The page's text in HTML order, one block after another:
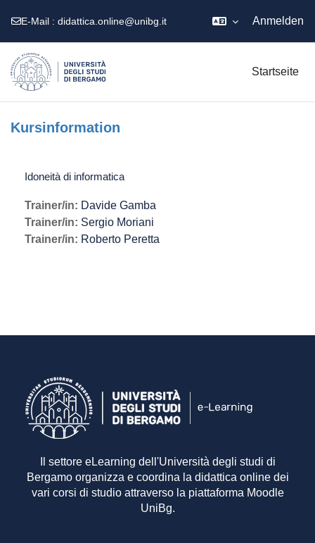
E-Mail : didattica.online@unibg.it Anmelden
Startseite
Kursinformation
Idoneità di informatica
Trainer/in: Davide Gamba
Trainer/in: Sergio Moriani
Trainer/in: Roberto Peretta
Il settore eLearning dell'Università degli studi di
Bergamo organizza e coordina la didattica online dei
vari corsi di studio attraverso la piattaforma Moodle
UniBg.